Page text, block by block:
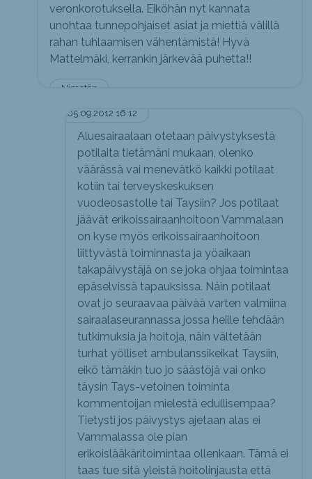
Nimetön
veronkorotuksella. Eiköhän nyt kannata
unohtaa tunnepohjaiset asiat ja miettiä välillä
rahan tuhlaamisen vähentämistä! Hyvä
Mattelmäki, kerrankin järkevää puhetta!!
05.09.2012 16:12
Aluesairaalaan otetaan päivystyksestä
potilaita tietämäni mukaan, olenko
väärässä vai menevätkö kaikki potilaat
kotiin tai terveyskeskuksen
vuodeosastolle tai Taysiin? Jos potilaat
jäävät erikoissairaanhoitoon Vammalaan
on kyse myös erikoissairaanhoitoon
liittyvästä toiminnasta ja yöaikaan
takapäivystäjä on se joka ohjaa toimintaa
epäselvissä tapauksissa. Näin potilaat
ovat jo seuraavaa päivää varten valmiina
sairaalaseurannassa jossa heille tehdään
tutkimuksia ja hoitoja, näin vältetään
turhat yölliset ambulanssikeikat Taysiin,
eikö tämäkin tuo jo säästöjä vai onko
täysin Tays-vetoinen toiminta
kommentoijan mielestä edullisempaa?
Tietysti jos päivystys ajetaan alas ei
Vammalassa ole pian
erikoislääkäritoimintaa ollenkaan. Tämä ei
taas tue sitä yleistä hoitolinjausta että